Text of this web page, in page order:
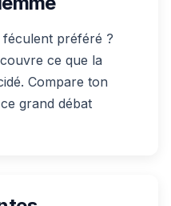
féculent préféré ?
ce que la
Compare ton
grand débat